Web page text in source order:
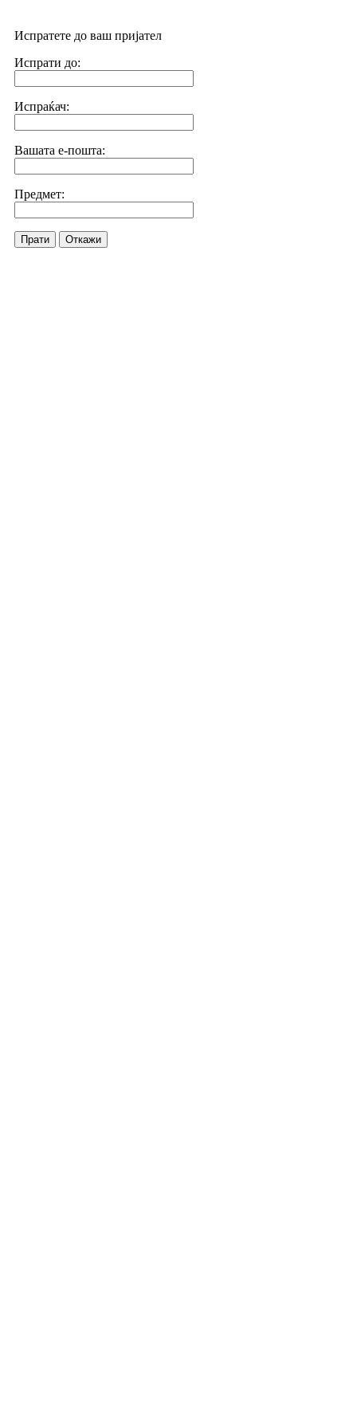
Испратете до ваш пријател
Испрати до:
Испраќач:
Вашата е-пошта:
Предмет:
Прати Откажи